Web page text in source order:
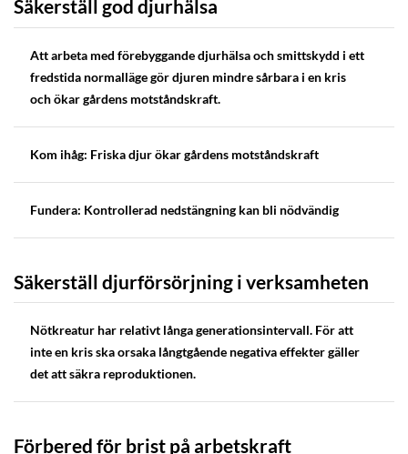
Säkerställ god djurhälsa
Att arbeta med förebyggande djurhälsa och smittskydd i ett
fredstida normalläge gör djuren mindre sårbara i en kris
och ökar gårdens motståndskraft.
Kom ihåg: Friska djur ökar gårdens motståndskraft
Fundera: Kontrollerad nedstängning kan bli nödvändig
Säkerställ djurförsörjning i verksamheten
Nötkreatur har relativt långa generationsintervall. För att
inte en kris ska orsaka långtgående negativa effekter gäller
det att säkra reproduktionen.
Förbered för brist på arbetskraft